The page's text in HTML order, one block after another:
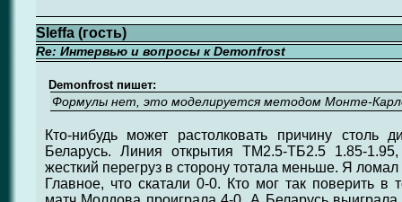
Sleffa (гость)
Re: Интервью и вопросы к Demonfrost
Demonfrost пишет:
Формулы нет, это моделируется методом Монте-
Кто-нибудь может растолковать причину столь
Беларусь. Линия открытия ТМ2.5-ТБ2.5 1.85-
жесткий перегруз в сторону тотала меньше. Я
Главное, что скатали 0-0. Кто мог так поверить